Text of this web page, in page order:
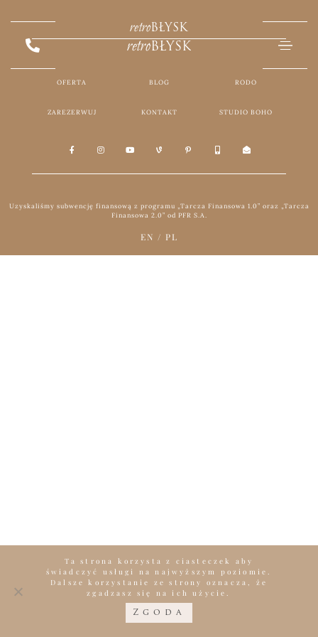
retroBŁYSK
retroBŁYSK
OFERTA BLOG RODO
ZAREZERWUJ KONTAKT STUDIO BOHO
Uzyskaliśmy subwencję finansową z programu „Tarcza Finansowa 1.0” oraz „Tarcza
Finansowa 2.0” od PFR S.A.
EN / PL
Ta strona korzysta z ciasteczek aby
świadczyć usługi na najwyższym poziomie.
Dalsze korzystanie ze strony oznacza, że
zgadzasz się na ich użycie.
Zgoda